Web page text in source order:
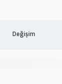
Değişim